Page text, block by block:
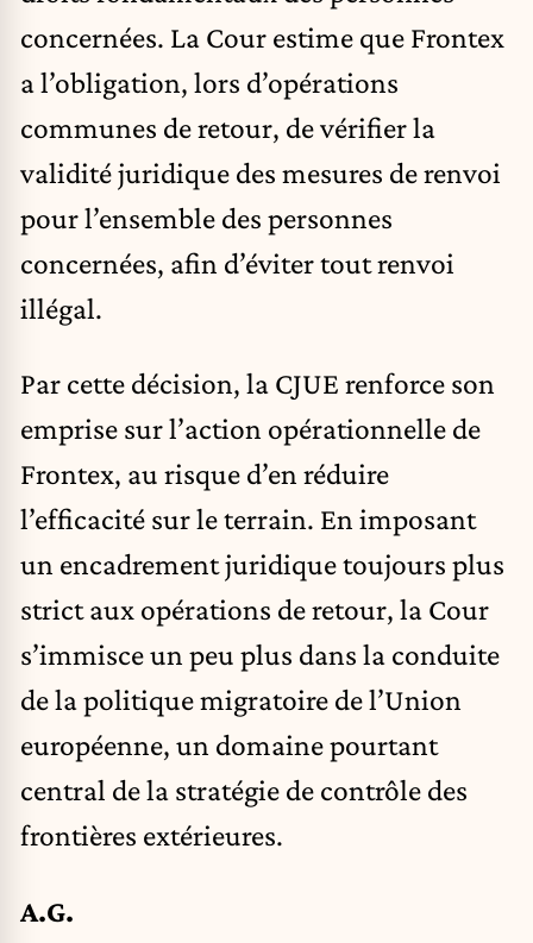
concernées. La Cour estime que Frontex
a l’obligation, lors d’opérations
communes de retour, de vérifier la
validité juridique des mesures de renvoi
pour l’ensemble des personnes
concernées, afin d’éviter tout renvoi
illégal.
Par cette décision, la CJUE renforce son
emprise sur l’action opérationnelle de
Frontex, au risque d’en réduire
l’efficacité sur le terrain. En imposant
un encadrement juridique toujours plus
strict aux opérations de retour, la Cour
s’immisce un peu plus dans la conduite
de la politique migratoire de l’Union
européenne, un domaine pourtant
central de la stratégie de contrôle des
frontières extérieures.
A.G.